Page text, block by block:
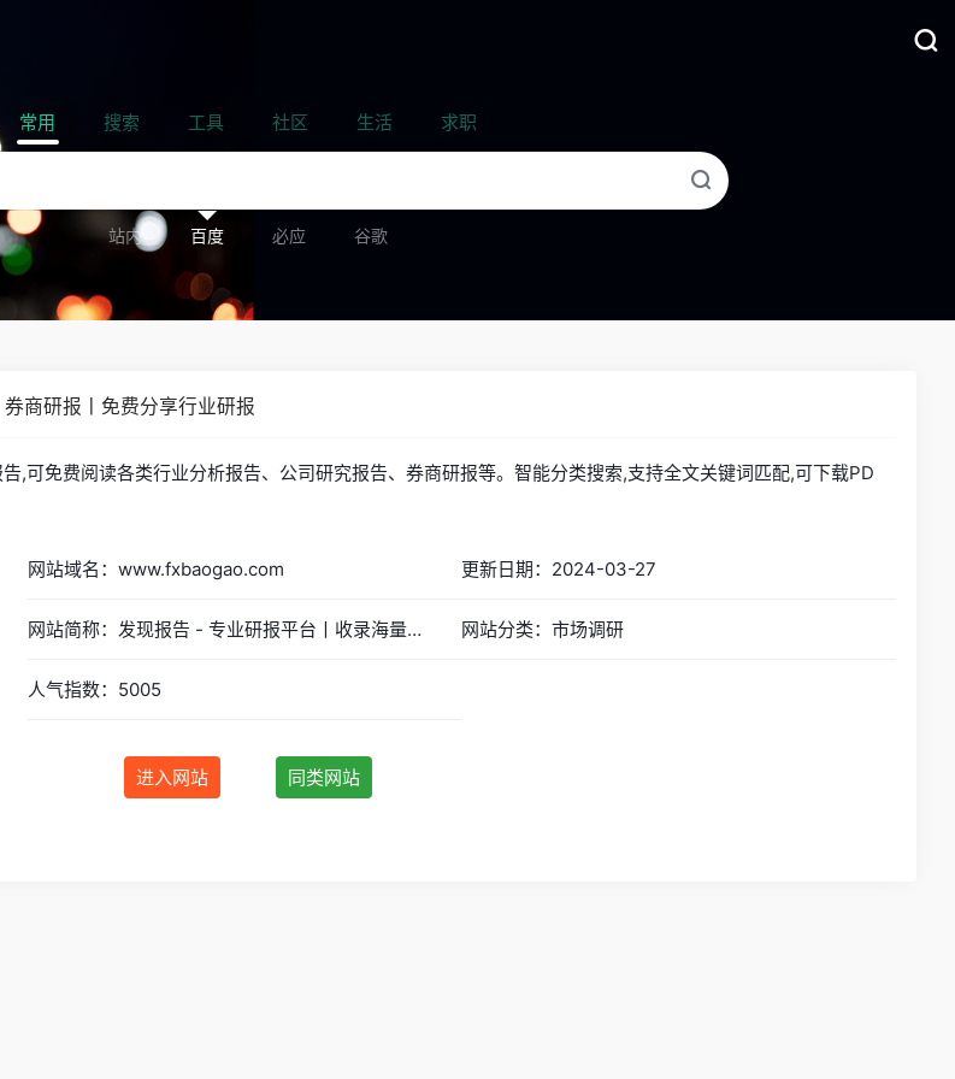
常用 搜索 工具 社区 生活 求职
站内 百度 必应 谷歌
商研报丨免费分享行业研报
,可免费阅读各类行业分析报告、公司研究报告、券商研报等。智能分类搜索,支持全文关键词匹配,可下载PD
网站域名：www.fxbaogao.com 更新日期：2024-03-27
网站简称：发现报告 - 专业研报平台丨收录海量行业报告、券商研报丨免费分享行业研报 网站分类：市场调研
人气指数：5005
进入网站 同类网站